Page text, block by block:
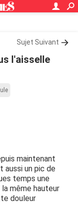
Sujet Suivant
l'aisselle
maintenant
aussi un pic de
temps une
même hauteur
douleur